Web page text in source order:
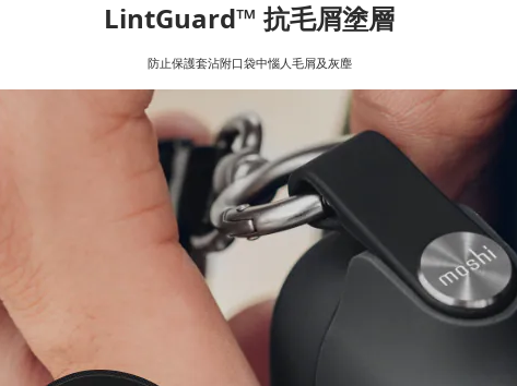
LintGuard™ 抗毛屑塗層
防止保護套沾附口袋中惱人毛屑及灰塵